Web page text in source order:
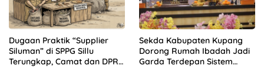
Kupang Mulai Bangun Kantor Camat Kupang Barat
dan Amarasi Barat
Dugaan Praktik “Supplier
Siluman” di SPPG Sillu
Terungkap, Camat dan DPRD
Sekda Kabupaten Kupang
Dorong Rumah Ibadah Jadi
Garda Terdepan Sistem